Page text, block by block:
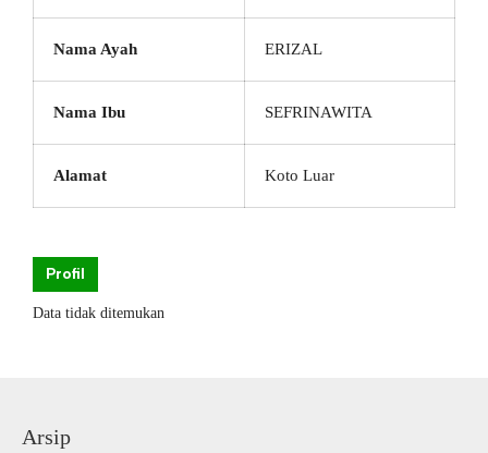
Nama Ayah ERIZAL
Nama Ibu SEFRINAWITA
Alamat Koto Luar
Profil
Data tidak ditemukan
Arsip